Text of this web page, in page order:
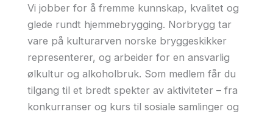
Vi jobber for å fremme kunnskap, kvalitet og
glede rundt hjemmebrygging. Norbrygg tar
vare på kulturarven norske bryggeskikker
representerer, og arbeider for en ansvarlig
ølkultur og alkoholbruk. Som medlem får du
tilgang til et bredt spekter av aktiviteter – fra
konkurranser og kurs til sosiale samlinger og